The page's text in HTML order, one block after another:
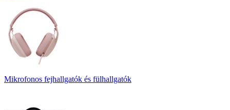
Mikrofonos fejhallgatók és fülhallgatók